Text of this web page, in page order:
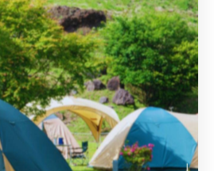
体制や安全対策が整っているかを
加オプションの有無を調べる
れらを比較することで、参加者
びが可能となります。
やキャンセルポリシーの確認も